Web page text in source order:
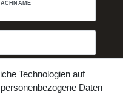
Technologien auf
Daten